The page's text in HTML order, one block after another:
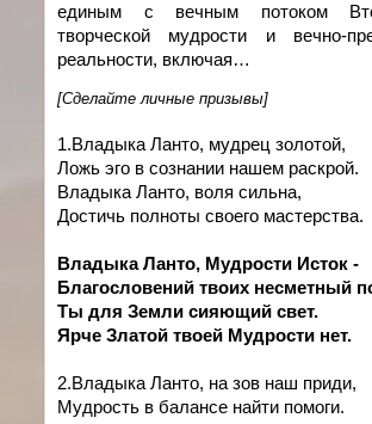
единым с вечным потоком
творческой мудрости и вечно-
реальности, включая…
[Сделайте личные призывы]
1.Владыка Ланто, мудрец золотой,
Ложь эго в сознании нашем раскрой.
Владыка Ланто, воля сильна,
Достичь полноты своего мастерства.
Владыка Ланто, Мудрости Исток -
Благословений твоих несметный
Ты для Земли сияющий свет.
Ярче Златой твоей Мудрости нет.
2.Владыка Ланто, на зов наш приди,
Мудрость в балансе найти помоги.